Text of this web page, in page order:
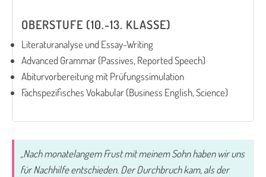
OBERSTUFE (10.-13. KLASSE)
Literaturanalyse und Essay-Writing
Advanced Grammar (Passives, Reported Speech)
Abiturvorbereitung mit Prüfungssimulation
Fachspezifisches Vokabular (Business English, Science)
„Nach monatelangem Frust mit meinem Sohn haben wir uns
für Nachhilfe entschieden. Der Durchbruch kam, als der